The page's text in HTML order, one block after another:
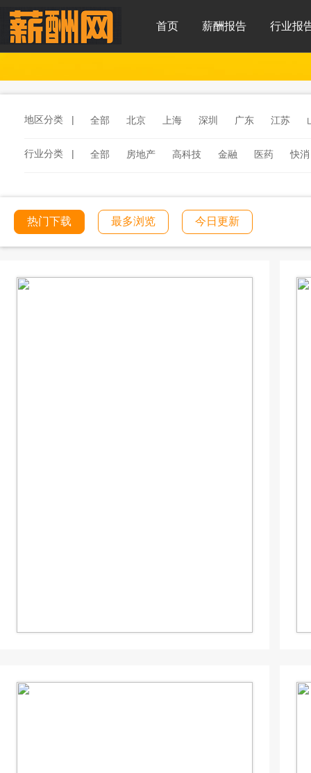
首页 薪酬报告 行业报
地区分类 | 全部 北京 上海 深圳 广东 江苏
行业分类 | 全部 房地产 高科技 金融 医药
快消
工程建筑
文化传媒 学校教育 医院医疗
热门下载 最多浏览 今日更新